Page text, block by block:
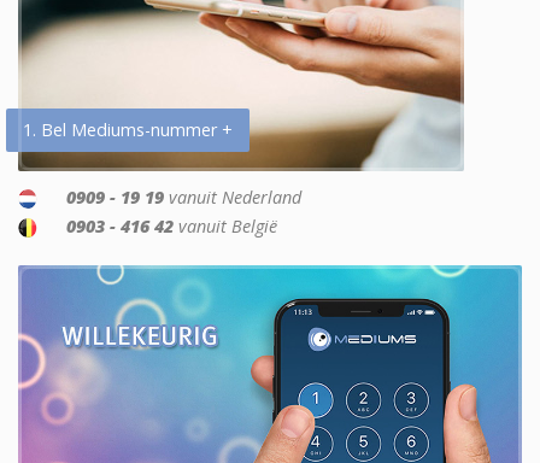
1. Bel Mediums-nummer +
0909 - 19 19 vanuit Nederland
0903 - 416 42 vanuit België